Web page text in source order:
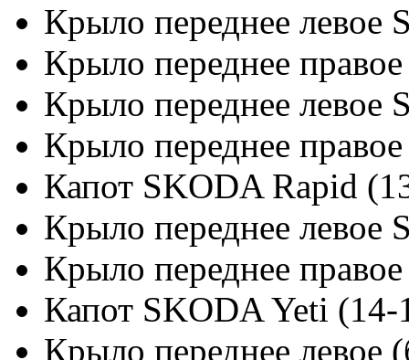
Крыло переднее левое
Крыло переднее
Крыло переднее
Крыло переднее
Капот SKODA Rapid
Крыло переднее левое
Крыло переднее
Капот SKODA Yeti (14-
Крыло переднее левое